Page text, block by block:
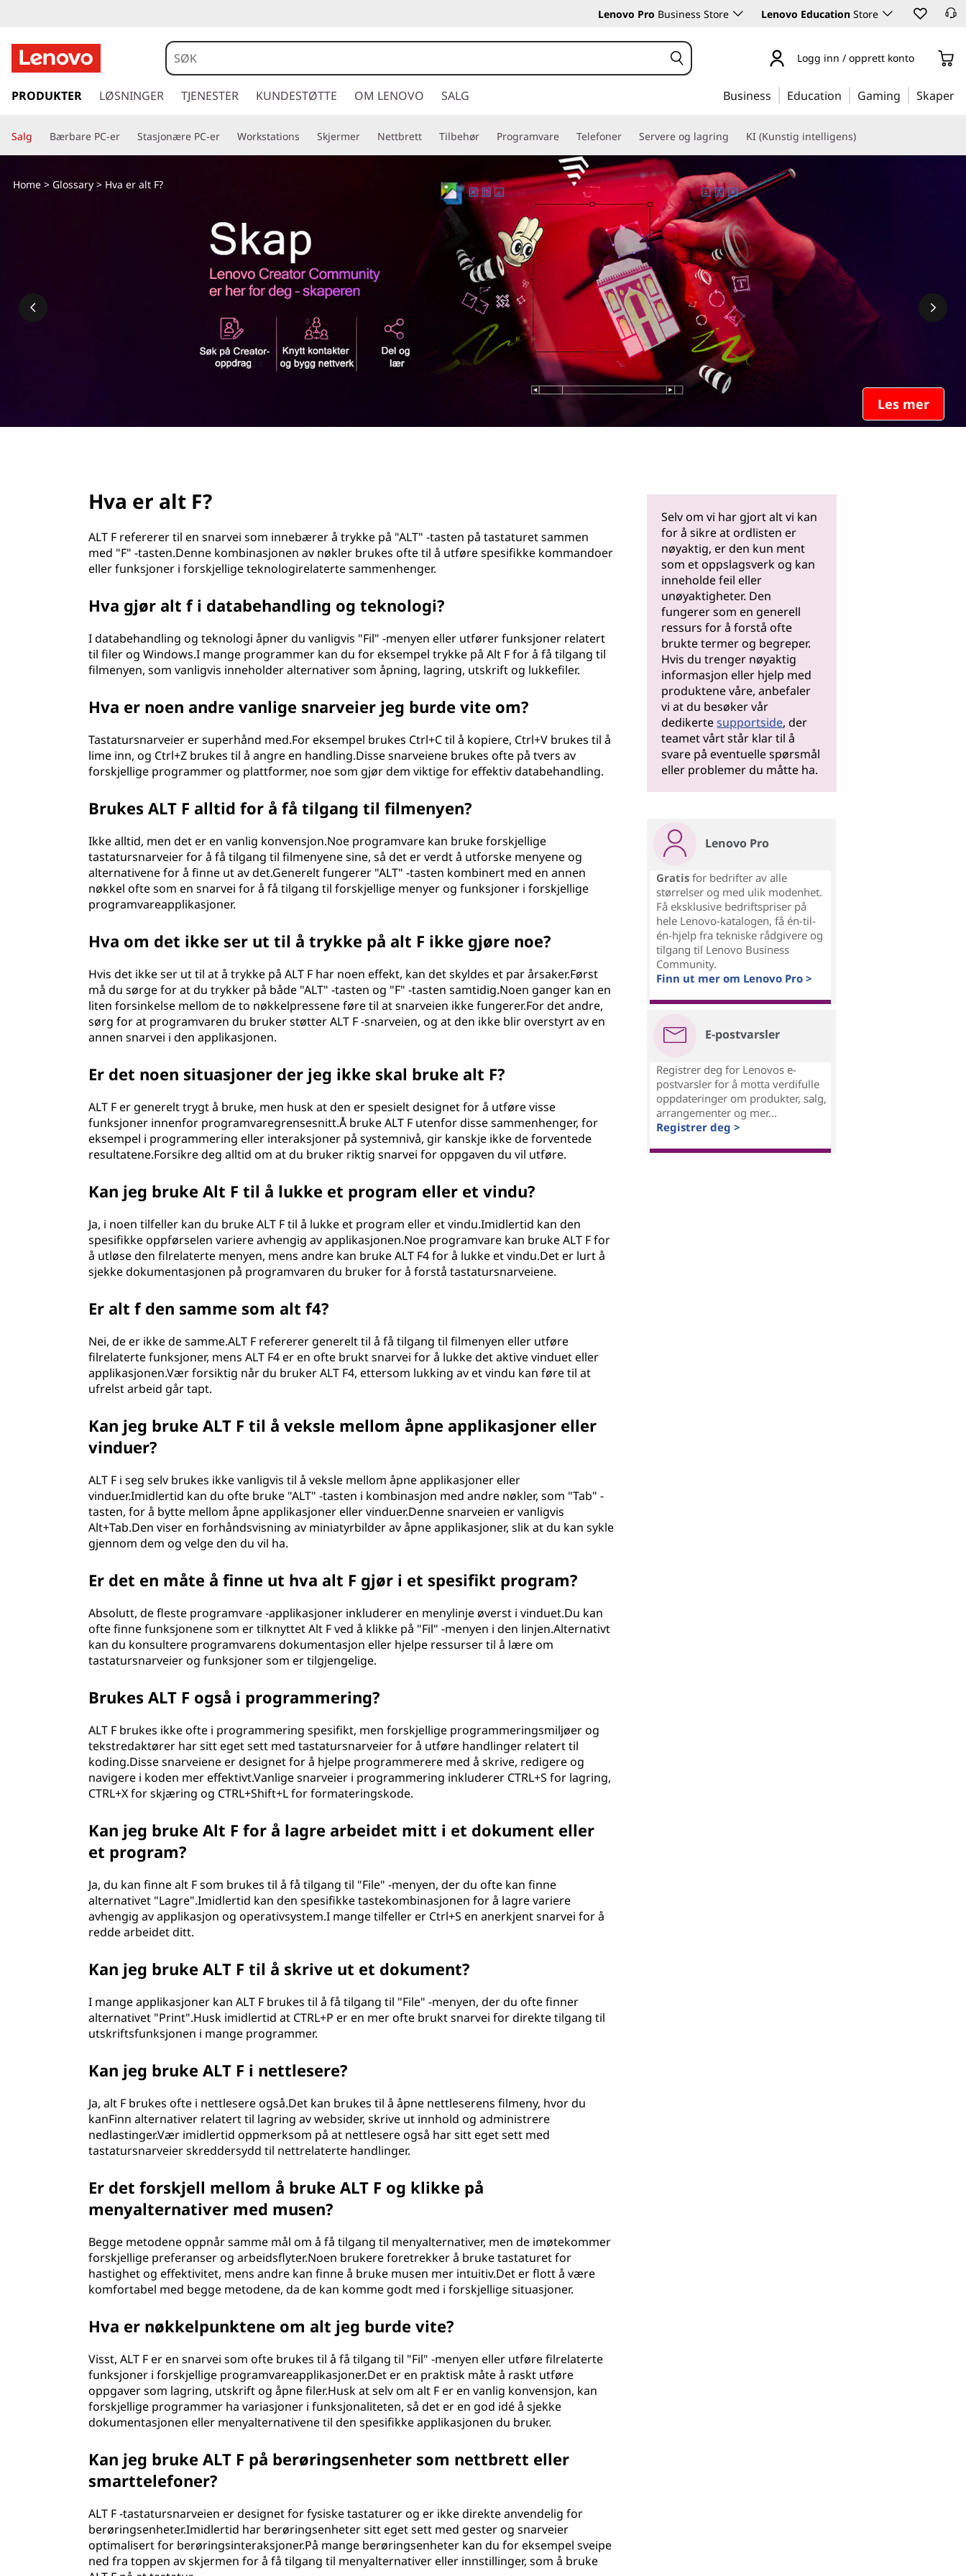
Lenovo Pro Business Store Lenovo Education Store
å
l
h
v
Logg inn / opprett konto
PRODUKTER LØSNINGER TJENESTER KUNDESTØTTE OM LENOVO SALG Business Education Gaming Skaper
Salg Bærbare PC-er Stasjonære PC-er Workstations Skjermer Nettbrett Tilbehør Programvare Telefoner Servere og lagring KI (Kunstig intelligens)
Les mer
Home > Glossary > Hva er alt F?
Hva er alt F?
ALT F refererer til en snarvei som innebærer å trykke på "ALT" -tasten på tastaturet sammen
med "F" -tasten.Denne kombinasjonen av nøkler brukes ofte til å utføre spesifikke kommandoer
eller funksjoner i forskjellige teknologirelaterte sammenhenger.
Hva gjør alt f i databehandling og teknologi?
I databehandling og teknologi åpner du vanligvis "Fil" -menyen eller utfører funksjoner relatert
til filer og Windows.I mange programmer kan du for eksempel trykke på Alt F for å få tilgang til
filmenyen, som vanligvis inneholder alternativer som åpning, lagring, utskrift og lukkefiler.
Hva er noen andre vanlige snarveier jeg burde vite om?
Tastatursnarveier er superhånd med.For eksempel brukes Ctrl+C til å kopiere, Ctrl+V brukes til å
lime inn, og Ctrl+Z brukes til å angre en handling.Disse snarveiene brukes ofte på tvers av
forskjellige programmer og plattformer, noe som gjør dem viktige for effektiv databehandling.
Brukes ALT F alltid for å få tilgang til filmenyen?
Ikke alltid, men det er en vanlig konvensjon.Noe programvare kan bruke forskjellige
tastatursnarveier for å få tilgang til filmenyene sine, så det er verdt å utforske menyene og
alternativene for å finne ut av det.Generelt fungerer "ALT" -tasten kombinert med en annen
nøkkel ofte som en snarvei for å få tilgang til forskjellige menyer og funksjoner i forskjellige
programvareapplikasjoner.
Hva om det ikke ser ut til å trykke på alt F ikke gjøre noe?
Hvis det ikke ser ut til at å trykke på ALT F har noen effekt, kan det skyldes et par årsaker.Først
må du sørge for at du trykker på både "ALT" -tasten og "F" -tasten samtidig.Noen ganger kan en
liten forsinkelse mellom de to nøkkelpressene føre til at snarveien ikke fungerer.For det andre,
sørg for at programvaren du bruker støtter ALT F -snarveien, og at den ikke blir overstyrt av en
annen snarvei i den applikasjonen.
Er det noen situasjoner der jeg ikke skal bruke alt F?
ALT F er generelt trygt å bruke, men husk at den er spesielt designet for å utføre visse
funksjoner innenfor programvaregrensesnitt.Å bruke ALT F utenfor disse sammenhenger, for
eksempel i programmering eller interaksjoner på systemnivå, gir kanskje ikke de forventede
resultatene.Forsikre deg alltid om at du bruker riktig snarvei for oppgaven du vil utføre.
Kan jeg bruke Alt F til å lukke et program eller et vindu?
Ja, i noen tilfeller kan du bruke ALT F til å lukke et program eller et vindu.Imidlertid kan den
spesifikke oppførselen variere avhengig av applikasjonen.Noe programvare kan bruke ALT F for
å utløse den filrelaterte menyen, mens andre kan bruke ALT F4 for å lukke et vindu.Det er lurt å
sjekke dokumentasjonen på programvaren du bruker for å forstå tastatursnarveiene.
Er alt f den samme som alt f4?
Nei, de er ikke de samme.ALT F refererer generelt til å få tilgang til filmenyen eller utføre
filrelaterte funksjoner, mens ALT F4 er en ofte brukt snarvei for å lukke det aktive vinduet eller
applikasjonen.Vær forsiktig når du bruker ALT F4, ettersom lukking av et vindu kan føre til at
ufrelst arbeid går tapt.
Kan jeg bruke ALT F til å veksle mellom åpne applikasjoner eller
vinduer?
ALT F i seg selv brukes ikke vanligvis til å veksle mellom åpne applikasjoner eller
vinduer.Imidlertid kan du ofte bruke "ALT" -tasten i kombinasjon med andre nøkler, som "Tab" -
tasten, for å bytte mellom åpne applikasjoner eller vinduer.Denne snarveien er vanligvis
Alt+Tab.Den viser en forhåndsvisning av miniatyrbilder av åpne applikasjoner, slik at du kan sykle
gjennom dem og velge den du vil ha.
Er det en måte å finne ut hva alt F gjør i et spesifikt program?
Absolutt, de fleste programvare -applikasjoner inkluderer en menylinje øverst i vinduet.Du kan
ofte finne funksjonene som er tilknyttet Alt F ved å klikke på "Fil" -menyen i den linjen.Alternativt
kan du konsultere programvarens dokumentasjon eller hjelpe ressurser til å lære om
tastatursnarveier og funksjoner som er tilgjengelige.
Brukes ALT F også i programmering?
ALT F brukes ikke ofte i programmering spesifikt, men forskjellige programmeringsmiljøer og
tekstredaktører har sitt eget sett med tastatursnarveier for å utføre handlinger relatert til
koding.Disse snarveiene er designet for å hjelpe programmerere med å skrive, redigere og
navigere i koden mer effektivt.Vanlige snarveier i programmering inkluderer CTRL+S for lagring,
CTRL+X for skjæring og CTRL+Shift+L for formateringskode.
Kan jeg bruke Alt F for å lagre arbeidet mitt i et dokument eller
et program?
Ja, du kan finne alt F som brukes til å få tilgang til "File" -menyen, der du ofte kan finne
alternativet "Lagre".Imidlertid kan den spesifikke tastekombinasjonen for å lagre variere
avhengig av applikasjon og operativsystem.I mange tilfeller er Ctrl+S en anerkjent snarvei for å
redde arbeidet ditt.
Kan jeg bruke ALT F til å skrive ut et dokument?
I mange applikasjoner kan ALT F brukes til å få tilgang til "File" -menyen, der du ofte finner
alternativet "Print".Husk imidlertid at CTRL+P er en mer ofte brukt snarvei for direkte tilgang til
utskriftsfunksjonen i mange programmer.
Kan jeg bruke ALT F i nettlesere?
Ja, alt F brukes ofte i nettlesere også.Det kan brukes til å åpne nettleserens filmeny, hvor du
kanFinn alternativer relatert til lagring av websider, skrive ut innhold og administrere
nedlastinger.Vær imidlertid oppmerksom på at nettlesere også har sitt eget sett med
tastatursnarveier skreddersydd til nettrelaterte handlinger.
Er det forskjell mellom å bruke ALT F og klikke på
menyalternativer med musen?
Begge metodene oppnår samme mål om å få tilgang til menyalternativer, men de imøtekommer
forskjellige preferanser og arbeidsflyter.Noen brukere foretrekker å bruke tastaturet for
hastighet og effektivitet, mens andre kan finne å bruke musen mer intuitiv.Det er flott å være
komfortabel med begge metodene, da de kan komme godt med i forskjellige situasjoner.
Hva er nøkkelpunktene om alt jeg burde vite?
Visst, ALT F er en snarvei som ofte brukes til å få tilgang til "Fil" -menyen eller utføre filrelaterte
funksjoner i forskjellige programvareapplikasjoner.Det er en praktisk måte å raskt utføre
oppgaver som lagring, utskrift og åpne filer.Husk at selv om alt F er en vanlig konvensjon, kan
forskjellige programmer ha variasjoner i funksjonaliteten, så det er en god idé å sjekke
dokumentasjonen eller menyalternativene til den spesifikke applikasjonen du bruker.
Kan jeg bruke ALT F på berøringsenheter som nettbrett eller
smarttelefoner?
ALT F -tastatursnarveien er designet for fysiske tastaturer og er ikke direkte anvendelig for
berøringsenheter.Imidlertid har berøringsenheter sitt eget sett med gester og snarveier
optimalisert for berøringsinteraksjoner.På mange berøringsenheter kan du for eksempel sveipe
ned fra toppen av skjermen for å få tilgang til menyalternativer eller innstillinger, som å bruke
Selv om vi har gjort alt vi kan
for å sikre at ordlisten er
nøyaktig, er den kun ment
som et oppslagsverk og kan
inneholde feil eller
unøyaktigheter. Den
fungerer som en generell
ressurs for å forstå ofte
brukte termer og begreper.
Hvis du trenger nøyaktig
informasjon eller hjelp med
produktene våre, anbefaler
vi at du besøker vår
dedikertesupportside, der
teamet vårt står klar til å
svare på eventuelle spørsmål
eller problemer du måtte ha.
Lenovo Pro
Gratis for bedrifter av alle
størrelser og med ulik modenhet.
Få eksklusive bedriftspriser på
hele Lenovo-katalogen, få én-til-
én-hjelp fra tekniske rådgivere og
tilgang til Lenovo Business
Community.
Finn ut mer om Lenovo Pro >
E-postvarsler
Registrer deg for Lenovos e-
postvarsler for å motta verdifulle
oppdateringer om produkter, salg,
arrangementer og mer...
Registrer deg >